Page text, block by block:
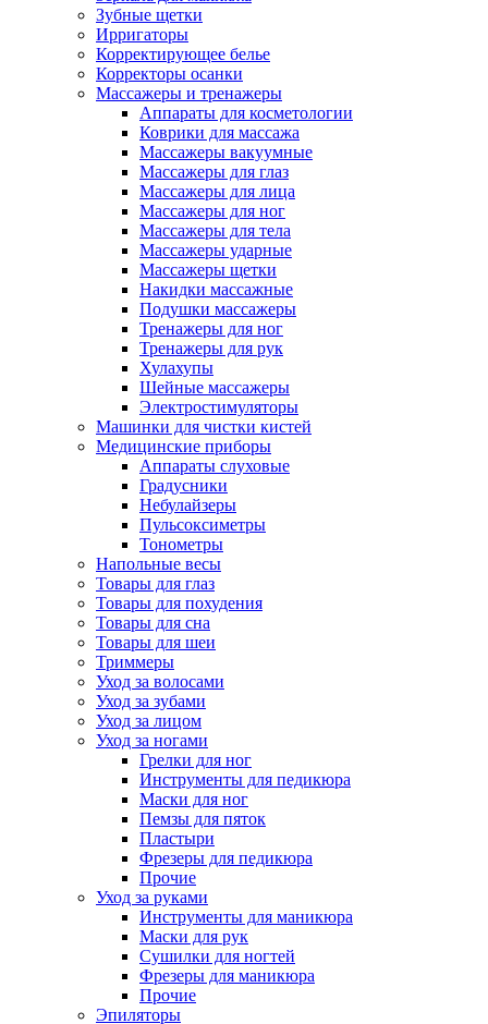
Зубные щетки
Ирригаторы
Корректирующее белье
Корректоры осанки
Массажеры и тренажеры
Аппараты для косметологии
Коврики для массажа
Массажеры вакуумные
Массажеры для глаз
Массажеры для лица
Массажеры для ног
Массажеры для тела
Массажеры ударные
Массажеры щетки
Накидки массажные
Подушки массажеры
Тренажеры для ног
Тренажеры для рук
Хулахупы
Шейные массажеры
Электростимуляторы
Машинки для чистки кистей
Медицинские приборы
Аппараты слуховые
Градусники
Небулайзеры
Пульсоксиметры
Тонометры
Напольные весы
Товары для глаз
Товары для похудения
Товары для сна
Товары для шеи
Триммеры
Уход за волосами
Уход за зубами
Уход за лицом
Уход за ногами
Грелки для ног
Инструменты для педикюра
Маски для ног
Пемзы для пяток
Пластыри
Фрезеры для педикюра
Прочие
Уход за руками
Инструменты для маникюра
Маски для рук
Сушилки для ногтей
Фрезеры для маникюра
Прочие
Эпиляторы